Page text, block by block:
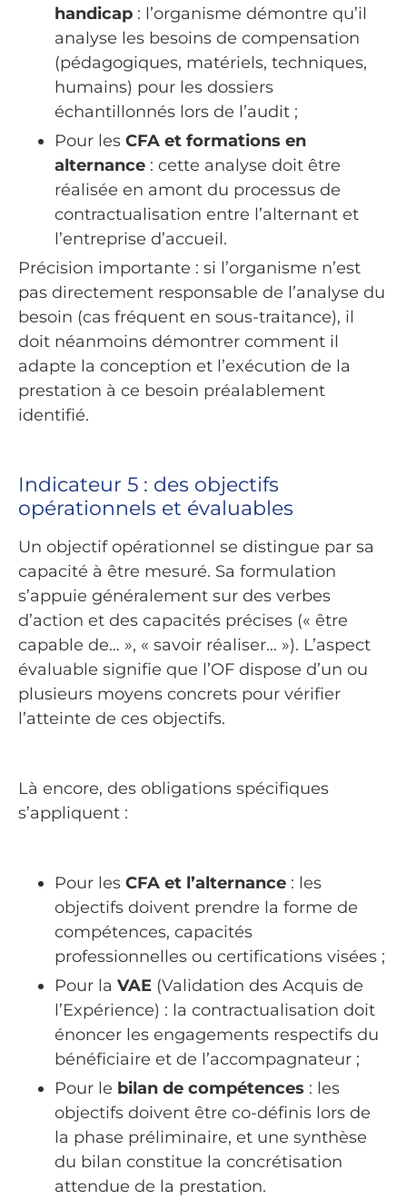
handicap : l’organisme démontre qu’il
analyse les besoins de compensation
(pédagogiques, matériels, techniques,
humains) pour les dossiers
échantillonnés lors de l’audit ;
Pour les CFA et formations en
alternance : cette analyse doit être
réalisée en amont du processus de
contractualisation entre l’alternant et
l’entreprise d’accueil.
Précision importante : si l’organisme n’est
pas directement responsable de l’analyse du
besoin (cas fréquent en sous-traitance), il
doit néanmoins démontrer comment il
adapte la conception et l’exécution de la
prestation à ce besoin préalablement
identifié.
Indicateur 5 : des objectifs
opérationnels et évaluables
Un objectif opérationnel se distingue par sa
capacité à être mesuré. Sa formulation
s’appuie généralement sur des verbes
d’action et des capacités précises (« être
capable de… », « savoir réaliser… »). L’aspect
évaluable signifie que l’OF dispose d’un ou
plusieurs moyens concrets pour vérifier
l’atteinte de ces objectifs.
Là encore, des obligations spécifiques
s’appliquent :
Pour les CFA et l’alternance : les
objectifs doivent prendre la forme de
compétences, capacités
professionnelles ou certifications visées ;
Pour la VAE (Validation des Acquis de
l’Expérience) : la contractualisation doit
énoncer les engagements respectifs du
bénéficiaire et de l’accompagnateur ;
Pour le bilan de compétences : les
objectifs doivent être co-définis lors de
la phase préliminaire, et une synthèse
du bilan constitue la concrétisation
attendue de la prestation.